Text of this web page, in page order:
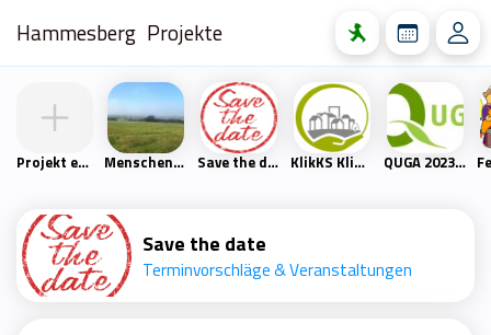
Hammesberg Projekte
Projekt erstellen Menschen- und Naturfreunde Scharpenacken Save the date KlikKS Klimaschutzprojekt QUGA 2023 – Quartiersgartenschau Heckinghausen
Save the date
Terminvorschläge & Veranstaltungen